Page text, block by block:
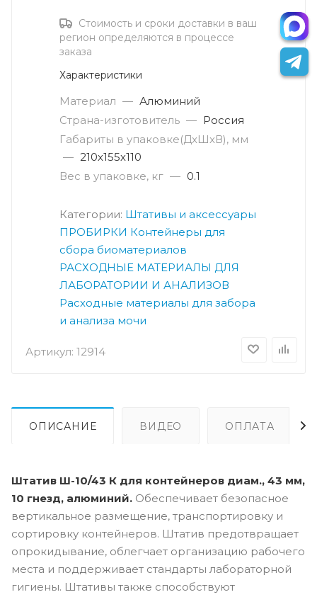
Артикул: 12914
Стоимость и сроки доставки в ваш
регион определяются в процессе
заказа
Характеристики
Материал — Алюминий
Страна-изготовитель — Россия
Габариты в упаковке(ДxШxВ), мм
— 210х155х110
Вес в упаковке, кг — 0.1
Категории: Штативы и аксессуары
ПРОБИРКИ Контейнеры для
сбора биоматериалов
РАСХОДНЫЕ МАТЕРИАЛЫ ДЛЯ
ЛАБОРАТОРИИ И АНАЛИЗОВ
Расходные материалы для забора
и анализа мочи
ОПИСАНИЕ ВИДЕО ОПЛАТА
Штатив Ш-10/43 К для контейнеров диам., 43 мм,
10 гнезд, алюминий. Обеспечивает безопасное
вертикальное размещение, транспортировку и
сортировку контейнеров. Штатив предотвращает
опрокидывание, облегчает организацию рабочего
места и поддерживает стандарты лабораторной
гигиены. Штативы также способствуют